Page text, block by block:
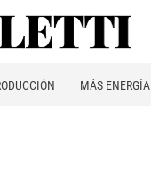
MÁS ENERGÍA